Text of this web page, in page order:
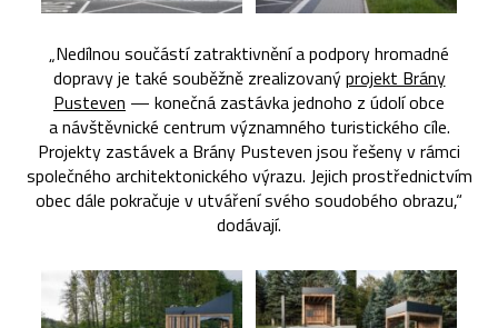
„Nedílnou součástí zatraktivnění a podpory hromadné
dopravy je také souběžně zrealizovanýprojekt Brány
Pusteven — konečná zastávka jednoho z údolí obce
a návštěvnické centrum významného turistického cíle.
Projekty zastávek a Brány Pusteven jsou řešeny v rámci
společného architektonického výrazu. Jejich prostřednictvím
obec dále pokračuje v utváření svého soudobého obrazu,“
dodávají.